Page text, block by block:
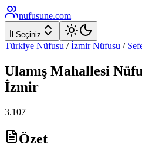
nufusune.com
İl Seçiniz
Türkiye Nüfusu / İzmirNüfusu /
Ulamış Mahallesi
İzmir
3.107
Özet